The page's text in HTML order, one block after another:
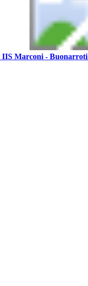
IIS Marconi - Buonarroti